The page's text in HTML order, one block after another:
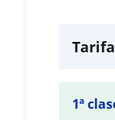
Tarifa
1ª